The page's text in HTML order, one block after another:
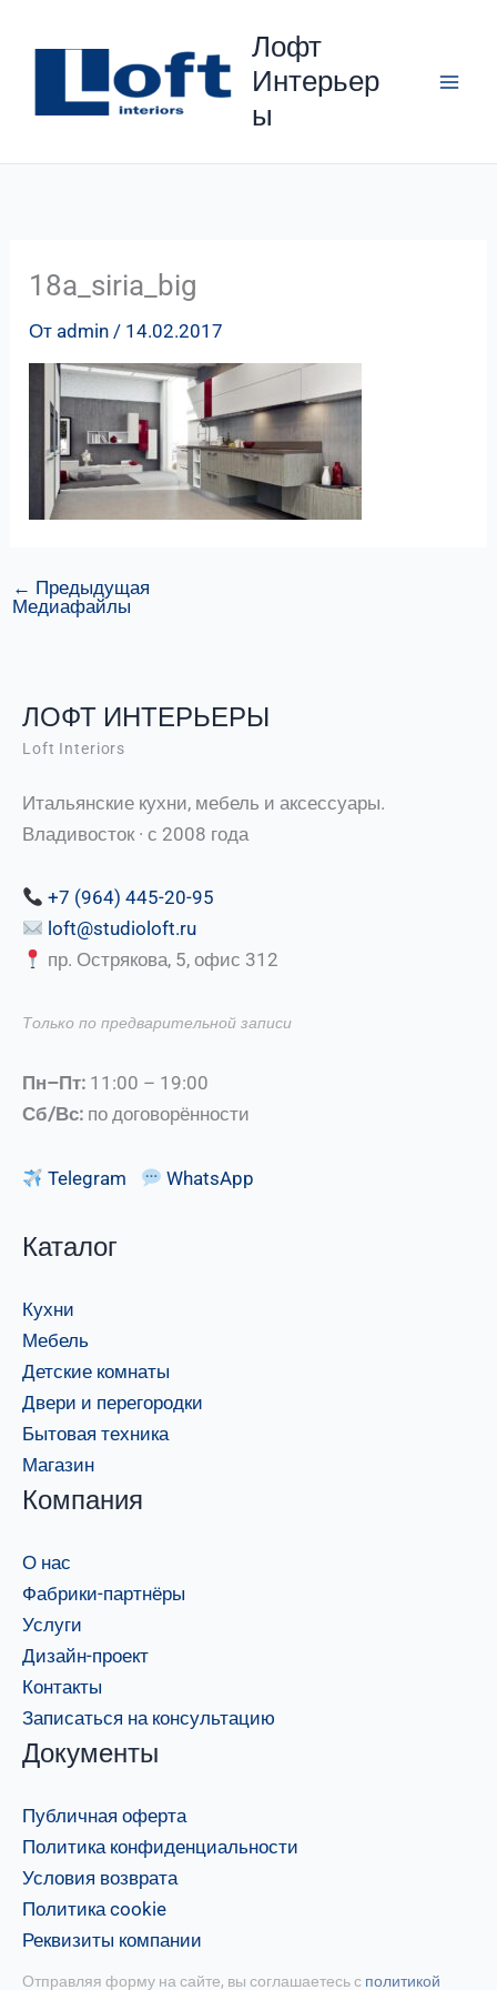
содержимому
Лофт
Интерьер
ы
18a_siria_big
От admin / 14.02.2017
← Предыдущая
Медиафайлы
ЛОФТ ИНТЕРЬЕРЫ
Loft Interiors
Итальянские кухни, мебель и аксессуары.
Владивосток · с 2008 года
+7 (964) 445-20-95
loft@studioloft.ru
пр. Острякова, 5, офис 312
Только по предварительной записи
Пн–Пт: 11:00 – 19:00
Сб/Вс: по договорённости
Telegram WhatsApp
Каталог
Кухни
Мебель
Детские комнаты
Двери и перегородки
Бытовая техника
Магазин
Компания
О нас
Фабрики-партнёры
Услуги
Дизайн-проект
Контакты
Записаться на консультацию
Документы
Публичная оферта
Политика конфиденциальности
Условия возврата
Политика cookie
Реквизиты компании
Отправляя форму на сайте, вы соглашаетесь с политикой